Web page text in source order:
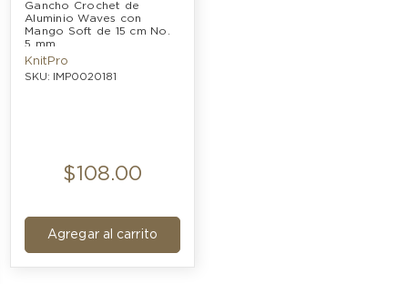
Gancho Crochet de
Aluminio Waves con
Mango Soft de 15 cm No.
5 mm
KnitPro
SKU: IMP0020181
$108.00
Agregar al carrito